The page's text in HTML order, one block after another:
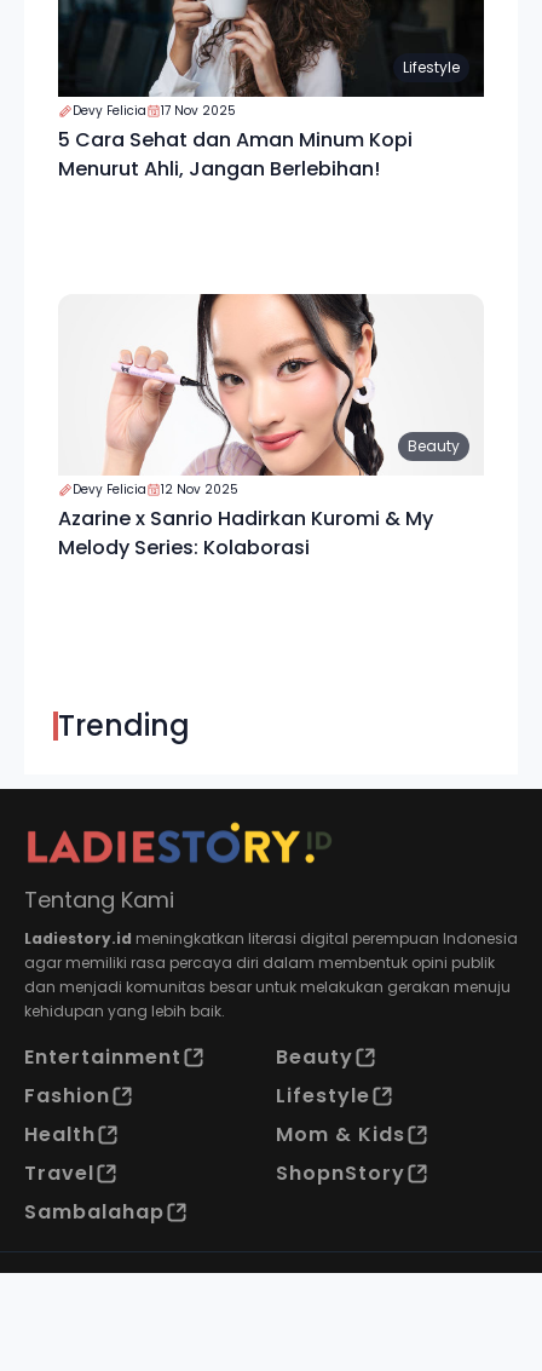
Lifestyle
Devy Felicia 17 Nov 2025
5 Cara Sehat dan Aman Minum Kopi
Menurut Ahli, Jangan Berlebihan!
Beauty
Devy Felicia 12 Nov 2025
Azarine x Sanrio Hadirkan Kuromi & My
Melody Series: Kolaborasi
Trending
Tentang Kami
Ladiestory.id meningkatkan literasi digital perempuan Indonesia
agar memiliki rasa percaya diri dalam membentuk opini publik
dan menjadi komunitas besar untuk melakukan gerakan menuju
kehidupan yang lebih baik.
Entertainment
Beauty
Fashion
Lifestyle
Health
Mom & Kids
Travel
ShopnStory
Sambalahap